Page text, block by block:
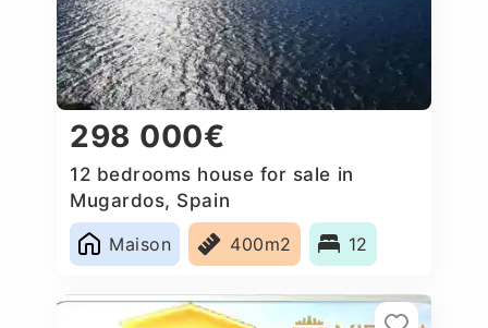
298 000€
12 bedrooms house for sale in
Mugardos, Spain
Maison
400m2 12